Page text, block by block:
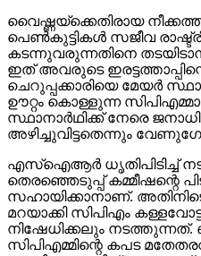
വൈഷ്ണയ്‌ക്കെതിരായ
പെണ്‍കുട്ടികള്‍ സജീവ
കടന്നുവരുന്നതിനെ
ഇത് അവരുടെ
ചെറുപ്പക്കാരിയെ മേയര്‍
ഊറ്റം കൊള്ളുന്ന
സ്ഥാനാര്‍ഥിക്ക് നേരെ
അഴിച്ചുവിട്ടതെന്നും
എസ്‌ഐആര്‍ ധൃതിപിടിച്ച്
തെരഞ്ഞെടുപ്പ് കമ്മീഷന്റെ
സഹായിക്കാനാണ്.
മറയാക്കി സിപിഎം
നിഷേധിക്കലും നടത്തുന്നത്.
സിപിഎമ്മിന്റെ കപട